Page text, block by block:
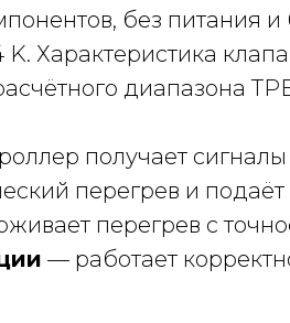
без питания и
Характеристика
диапазона
получает
перегрев и
перегрев с
— работает